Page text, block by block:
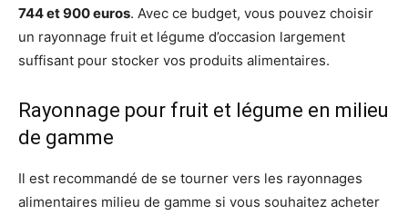
744 et 900 euros. Avec ce budget, vous pouvez choisir
un rayonnage fruit et légume d’occasion largement
suffisant pour stocker vos produits alimentaires.
Rayonnage pour fruit et légume en milieu
de gamme
Il est recommandé de se tourner vers les rayonnages
alimentaires milieu de gamme si vous souhaitez acheter